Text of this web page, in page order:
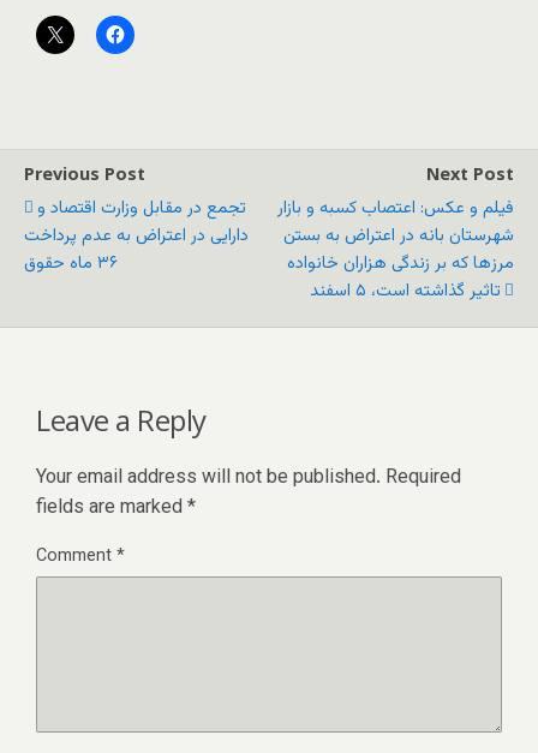
Previous Post
تجمع در مقابل وزارت اقتصاد و
دارایی در اعتراض به عدم پرداخت
۳۶ ماه حقوق
Next Post
فیلم و عکس: اعتصاب کسبە و بازار
شهرستان بانە در اعتراض بە بستن
مرزھا کە بر زندگی ھزاران خانوادە
تاثیر گذاشته است، ۵ اسفند
Leave a Reply
Your email address will not be published. Required
fields are marked *
Comment*